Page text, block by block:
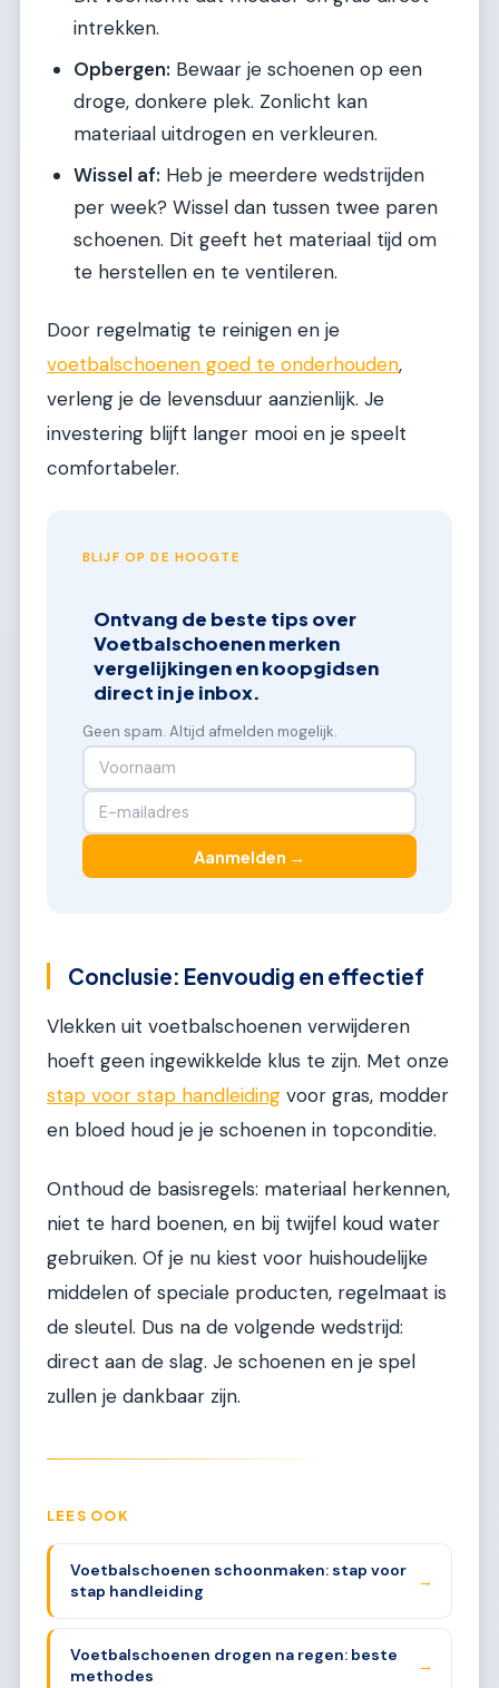
intrekken.
Opbergen: Bewaar je schoenen op een
droge, donkere plek. Zonlicht kan
materiaal uitdrogen en verkleuren.
Wissel af: Heb je meerdere wedstrijden
per week? Wissel dan tussen twee paren
schoenen. Dit geeft het materiaal tijd om
te herstellen en te ventileren.
Door regelmatig te reinigen en je
voetbalschoenen goed te onderhouden,
verleng je de levensduur aanzienlijk. Je
investering blijft langer mooi en je speelt
comfortabeler.
BLIJF OP DE HOOGTE
Ontvang de beste tips over
Voetbalschoenen merken
vergelijkingen en koopgidsen
direct in je inbox.
Geen spam. Altijd afmelden mogelijk.
Aanmelden →
Conclusie: Eenvoudig en effectief
Vlekken uit voetbalschoenen verwijderen
hoeft geen ingewikkelde klus te zijn. Met onze
stap voor stap handleiding voor gras, modder
en bloed houd je je schoenen in topconditie.
Onthoud de basisregels: materiaal herkennen,
niet te hard boenen, en bij twijfel koud water
gebruiken. Of je nu kiest voor huishoudelijke
middelen of speciale producten, regelmaat is
de sleutel. Dus na de volgende wedstrijd:
direct aan de slag. Je schoenen en je spel
zullen je dankbaar zijn.
LEES OOK
Voetbalschoenen schoonmaken: stap voor
stap handleiding
→
Voetbalschoenen drogen na regen: beste
methodes
→